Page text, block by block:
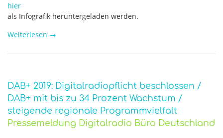
hier
als Infografik heruntergeladen werden.
Weiterlesen →
DAB+ 2019: Digitalradiopflicht beschlossen /
DAB+ mit bis zu 34 Prozent Wachstum /
steigende regionale Programmvielfalt
Pressemeldung Digitalradio Büro Deutschland